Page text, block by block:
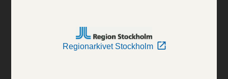
Regionarkivet Stockholm